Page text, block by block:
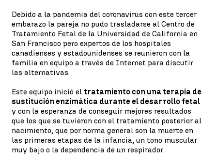
Debido a la pandemia del coronavirus con este tercer
embarazo la pareja no pudo trasladarse al Centro de
Tratamiento Fetal de la Universidad de California en
San Francisco pero expertos de los hospitales
canadienses y estadounidenses se reunieron con la
familia en equipo a través de Internet para discutir
las alternativas.
Este equipo inició el tratamiento con una terapia de
sustitución enzimática durante el desarrollo fetal
y con la esperanza de conseguir mejores resultados
que los que se tuvieron con el tratamiento posterior al
nacimiento, que por norma general son la muerte en
las primeras etapas de la infancia, un tono muscular
muy bajo o la dependencia de un respirador.